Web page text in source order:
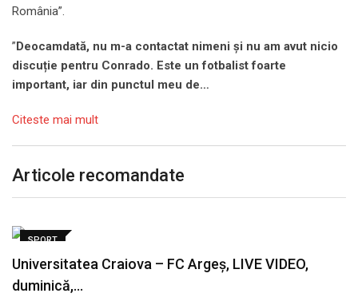
România”.
”Deocamdată, nu m-a contactat nimeni și nu am avut nicio
discuție pentru Conrado. Este un fotbalist foarte
important, iar din punctul meu de…
Citeste mai mult
Articole recomandate
SPORT
Universitatea Craiova – FC Argeș, LIVE VIDEO,
duminică,…